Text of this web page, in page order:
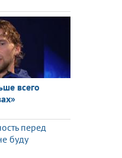
всего
перед
буду